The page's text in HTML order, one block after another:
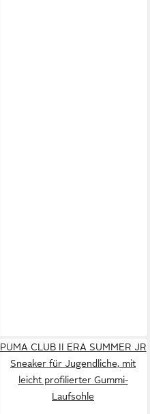
PUMA CLUB II ERA SUMMER JR
Sneaker für Jugendliche, mit
leicht profilierter Gummi-
Laufsohle